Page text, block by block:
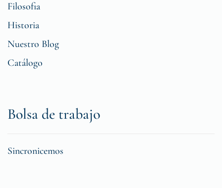
Filosofia
Historia
Nuestro Blog
Catálogo
Bolsa de trabajo
Sincronicemos